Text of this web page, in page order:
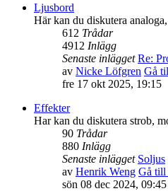
Ljusbord
Här kan du diskutera
612 Trådar
4912 Inlägg
Senaste inlägget Re:
av Nicke Löfgren Gå
fre 17 okt 2025, 19:15
Effekter
Har kan du diskutera strob,
90 Trådar
880 Inlägg
Senaste inlägget Soljus
av Henrik Weng Gå till
sön 08 dec 2024, 09:45